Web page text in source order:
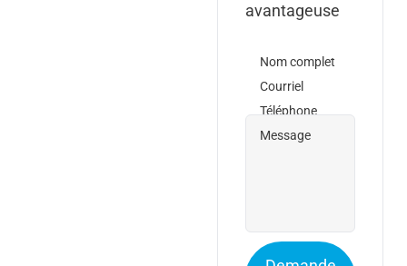
avantageuse
Nom complet
Courriel
Téléphone
Message